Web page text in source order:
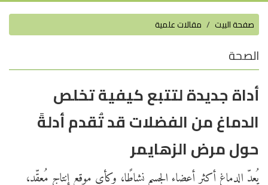
صفحة البيت مقالات علمية
الصحة
أداة جديدة لتتبع كيفية تخلص
الدماغ من الفضلات قد تُقدم أدلةً
حول مرض الزهايمر
يُعدّ الدماغ أكثر أعضاء الجسم نشاطًا، وكأي موقع إنتاج مُعقّد،